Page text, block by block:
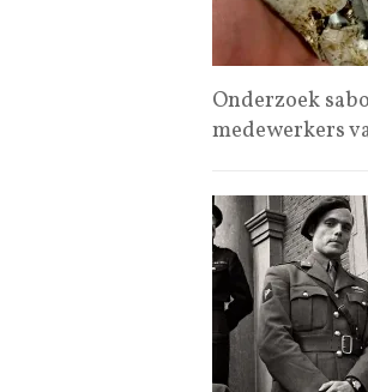
Onderzoek
medewerkers